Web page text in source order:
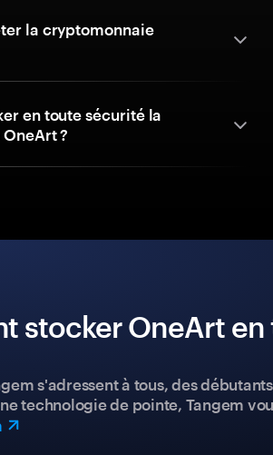
la cryptomonnaie
en toute sécurité la
?
stocker OneArt
s'adressent à tous, des
technologie de pointe, Tangem